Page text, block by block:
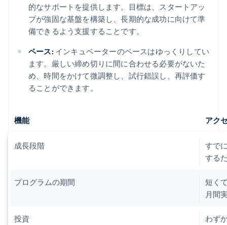
的なサポートを提供します。目標は、スタートアッ
プが強固な基盤を構築し、長期的な成功に向けて準
備できるよう支援することです。
ペース: インキュベーターのペースはゆっくりしてい
ます。厳しい締め切りに間に合わせる必要がないた
め、時間をかけて微調整し、試行錯誤し、再評価す
ることができます。
機能 アク
成長段階
すで
する
プログラムの期間
短く
月間
投資
わず